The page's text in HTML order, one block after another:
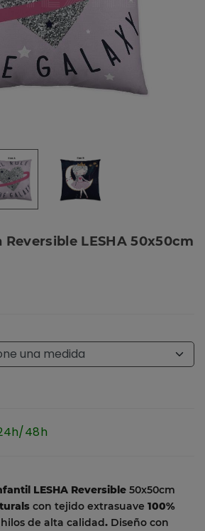
Reversible LESHA 50x50cm
48h
LESHA Reversible 50x50cm
con tejido extrasuave 100%
de alta calidad. Diseño con